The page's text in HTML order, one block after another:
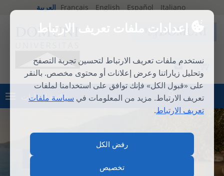
إعدادات ملفات تعريف الارتباط
نستخدم ملفات تعريف الارتباط لتحسين تجربة التصفح
وتحليل زياراتنا وعرض إعلانات أو محتوى مخصص. بالنقر
على «قبول الكل» فإنك توافق على استخدامنا لملفات
تعريف الارتباط. مزيد من المعلومات في سياسة ملفات
تعريف الارتباط.
رفض الكل
تخصيص
Français English Español Italiano العربية
قائمة الطلبات تسجيل الدخول